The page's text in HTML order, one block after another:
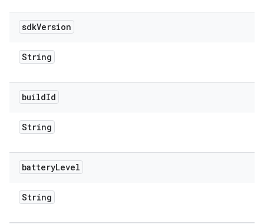
sdkVersion
String
buildId
String
batteryLevel
String